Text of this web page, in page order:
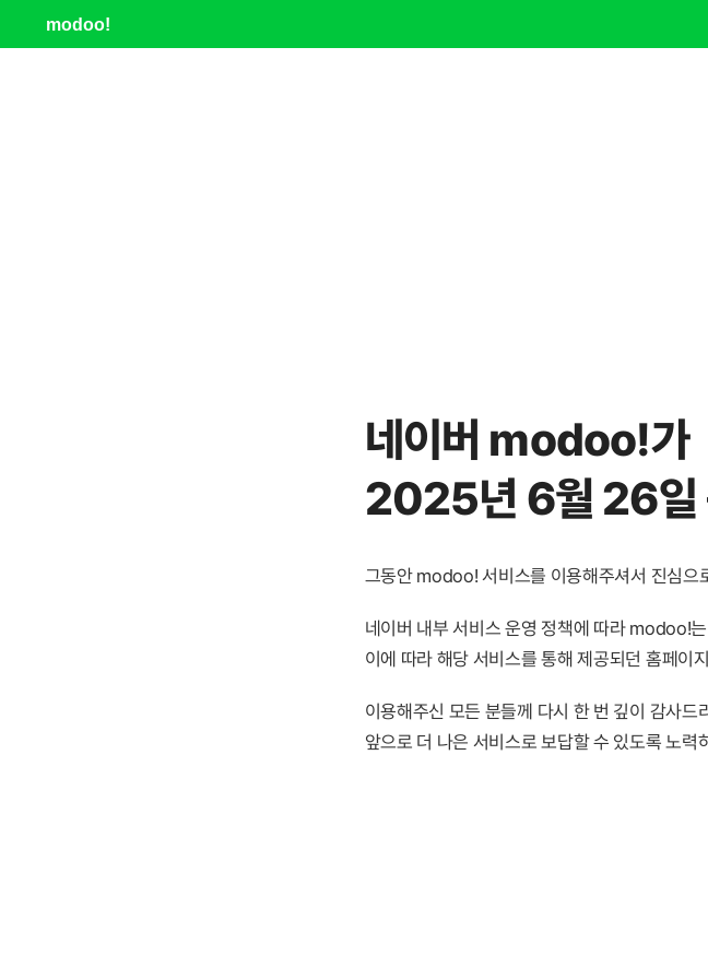
modoo!
네이버 modoo!가
2025년 6월 26일
그동안 modoo! 서비스를 이용해주셔서 진심으
네이버 내부 서비스 운영 정책에 따라 modoo!는
이에 따라 해당 서비스를 통해 제공되던 홈페이
이용해주신 모든 분들께 다시 한 번 깊이 감사드
앞으로 더 나은 서비스로 보답할 수 있도록 노력